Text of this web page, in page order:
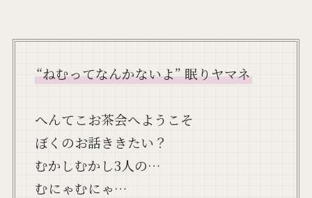
“ねむってなんかないよ” 眠りヤマネ
へんてこお茶会へようこそ
ぼくのお話ききたい？
むかしむかし3人の…
むにゃむにゃ…